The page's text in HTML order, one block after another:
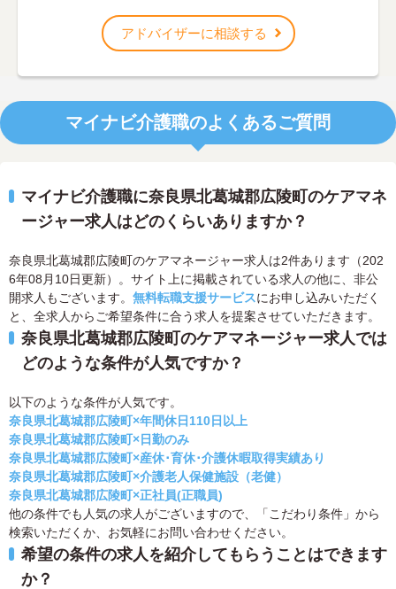
アドバイザーに相談する
マイナビ介護職のよくあるご質問
マイナビ介護職に奈良県北葛城郡広陵町のケアマネ
ージャー求人はどのくらいありますか？
奈良県北葛城郡広陵町のケアマネージャー求人は2件あります（202
6年08月10日更新）。サイト上に掲載されている求人の他に、非公
開求人もございます。 無料転職支援サービスにお申し込みいただく
と、全求人からご希望条件に合う求人を提案させていただきます。
奈良県北葛城郡広陵町のケアマネージャー求人では
どのような条件が人気ですか？
以下のような条件が人気です。
奈良県北葛城郡広陵町×年間休日110日以上
奈良県北葛城郡広陵町×日勤のみ
奈良県北葛城郡広陵町×産休･育休･介護休暇取得実績あり
奈良県北葛城郡広陵町×介護老人保健施設（老健）
奈良県北葛城郡広陵町×正社員(正職員)
他の条件でも人気の求人がございますので、「こだわり条件」から
検索いただくか、お気軽にお問い合わせください。
希望の条件の求人を紹介してもらうことはできます
か？